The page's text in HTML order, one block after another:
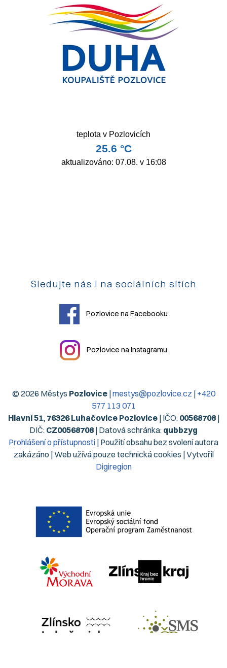
Sledujte nás i na sociálních sítích
Pozlovice na Facebooku
Pozlovice na Instagramu
© 2026 Městys Pozlovice|mestys@pozlovice.cz | +420
577 113 071
Hlavní 51, 76326 Luhačovice Pozlovice| IČO: 00568708|
DIČ: CZ00568708 | Datová schránka: qubbzyg
Prohlášení o přístupnosti | Použití obsahu bez svolení autora
zakázáno | Web užívá pouze technická cookies | Vytvořil
Digiregion